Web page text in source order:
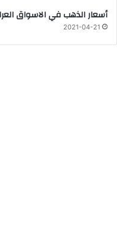
أسعار الذهب في الاسواق
2021-04-21